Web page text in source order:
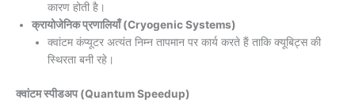
कारण होती है।
क्रायोजेनिक प्रणालियाँ (Cryogenic Systems)
क्वांटम कंप्यूटर अत्यंत निम्न तापमान पर कार्य करते हैं ताकि क्यूबिट्स की
स्थिरता बनी रहे।
क्वांटम स्पीडअप (Quantum Speedup)